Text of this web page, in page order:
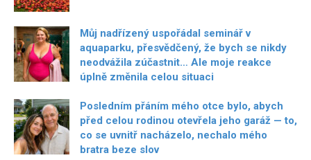
Můj nadřízený uspořádal seminář v
aquaparku, přesvědčený, že bych se nikdy
neodvážila zúčastnit… Ale moje reakce
úplně změnila celou situaci
Posledním přáním mého otce bylo, abych
před celou rodinou otevřela jeho garáž — to,
co se uvnitř nacházelo, nechalo mého
bratra beze slov